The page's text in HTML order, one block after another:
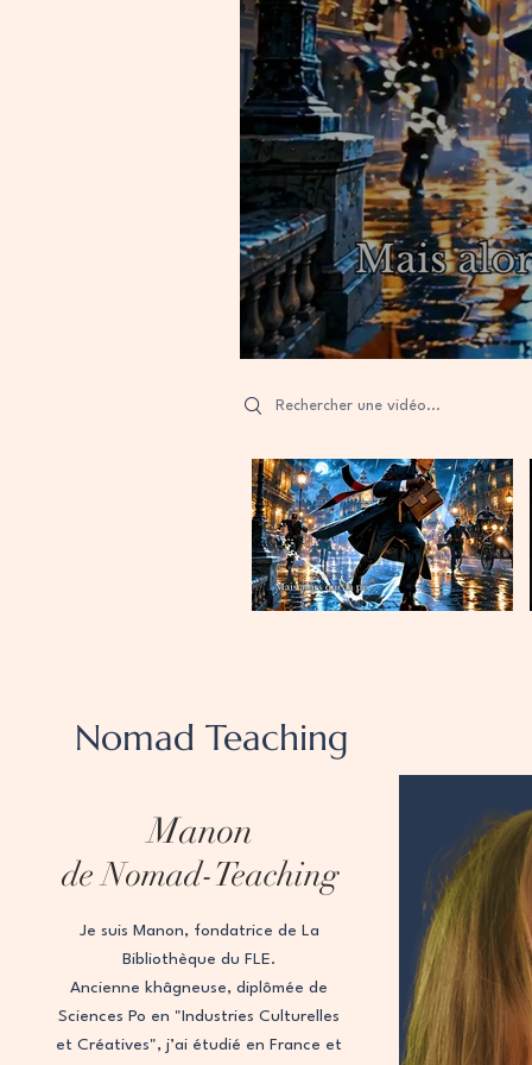
Search videos
Nomad Teaching
Manon
de Nomad-Teaching
Je suis Manon, fondatrice de La
Bibliothèque du FLE.
Ancienne khâgneuse, diplômée de
Sciences Po en "Industries Culturelles
et Créatives", j’ai étudié en France et